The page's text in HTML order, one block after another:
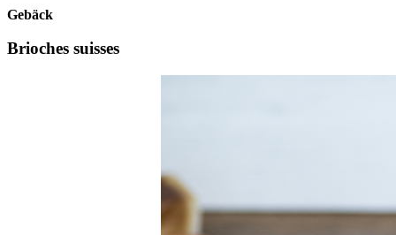
Gebäck
Brioches suisses